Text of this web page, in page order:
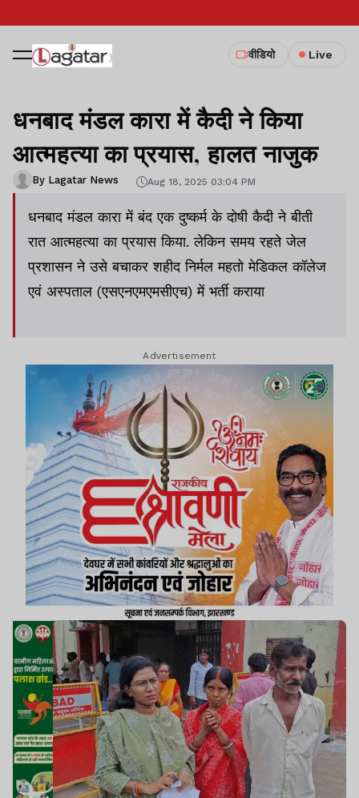
वीडियो Live
धनबाद मंडल कारा में कैदी ने किया
आत्महत्या का प्रयास, हालत नाजुक
By Lagatar News Aug 18, 2025 03:04 PM
धनबाद मंडल कारा में बंद एक दुष्कर्म के दोषी कैदी ने बीती
रात आत्महत्या का प्रयास किया. लेकिन समय रहते जेल
प्रशासन ने उसे बचाकर शहीद निर्मल महतो मेडिकल कॉलेज
एवं अस्पताल (एसएनएमएमसीएच) में भर्ती कराया
Advertisement